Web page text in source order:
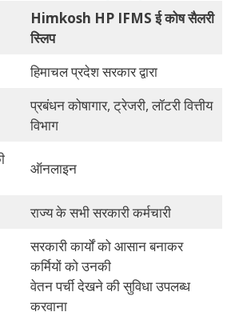
Himkosh HP IFMS ई कोष सैलरी
स्लिप
हिमाचल प्रदेश सरकार द्वारा
प्रबंधन कोषागार, ट्रेजरी, लॉटरी वित्तीय
विभाग
ऑनलाइन
राज्य के सभी सरकारी कर्मचारी
सरकारी कार्यों को आसान बनाकर
कर्मियों को उनकी
वेतन पर्ची देखने की सुविधा उपलब्ध
करवाना